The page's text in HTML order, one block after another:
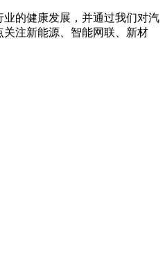
的健康发展，并通过我们对汽
注新能源、智能网联、新材